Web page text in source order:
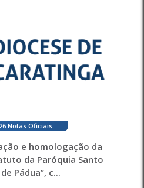
. Notas Oficiais
e homologação da
da Paróquia Santo
Pádua”, c...